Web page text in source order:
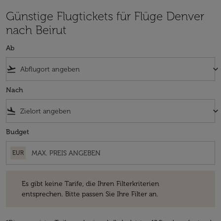
Günstige Flugtickets für Flüge Denver
nach Beirut
Ab
flight_takeoff keyboard_arrow_down
Nach
flight_land keyboard_arrow_down
Budget
EUR
Es gibt keine Tarife, die Ihren Filterkriterien
entsprechen. Bitte passen Sie Ihre Filter an.